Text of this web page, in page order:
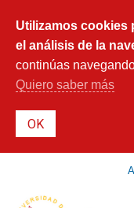
Utilizamos cookies
el análisis de la
continúas
Quiero saber más